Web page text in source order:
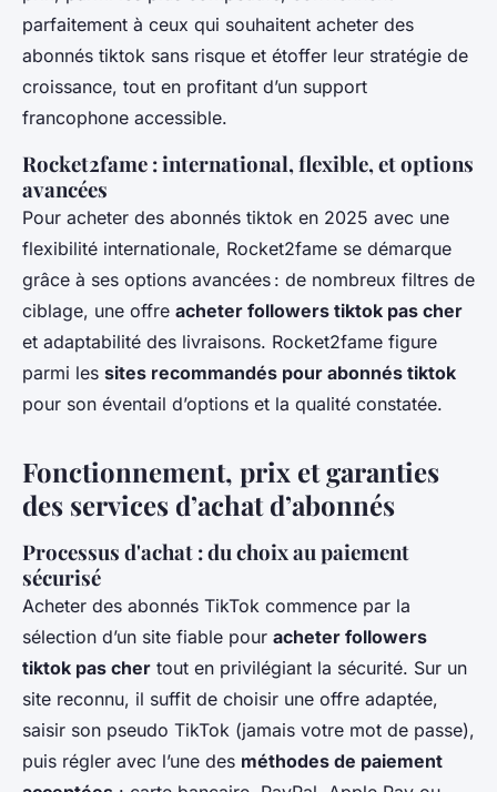
parfaitement à ceux qui souhaitent acheter des
abonnés tiktok sans risque et étoffer leur stratégie de
croissance, tout en profitant d’un support
francophone accessible.
Rocket2fame : international, flexible, et options
avancées
Pour acheter des abonnés tiktok en 2025 avec une
flexibilité internationale, Rocket2fame se démarque
grâce à ses options avancées : de nombreux filtres de
ciblage, une offre acheter followers tiktok pas cher
et adaptabilité des livraisons. Rocket2fame figure
parmi les sites recommandés pour abonnés tiktok
pour son éventail d’options et la qualité constatée.
Fonctionnement, prix et garanties
des services d’achat d’abonnés
Processus d'achat : du choix au paiement
sécurisé
Acheter des abonnés TikTok commence par la
sélection d’un site fiable pour acheter followers
tiktok pas cher tout en privilégiant la sécurité. Sur un
site reconnu, il suffit de choisir une offre adaptée,
saisir son pseudo TikTok (jamais votre mot de passe),
puis régler avec l’une des méthodes de paiement